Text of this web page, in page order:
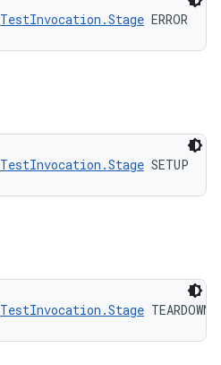
TestInvocation.Stage ERROR
TestInvocation.Stage SETUP
TestInvocation.Stage TEARDOWN